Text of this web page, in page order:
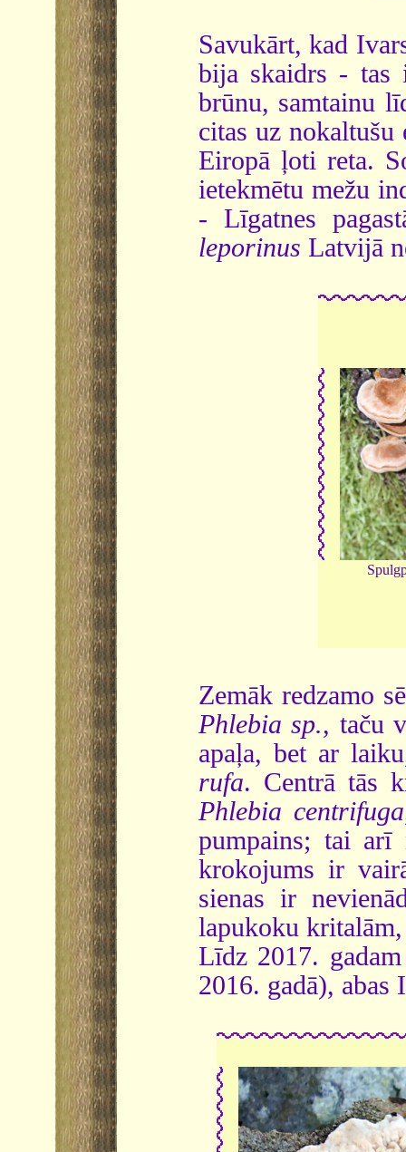
Savukārt, kad
bija skaidrs - tas
brūnu, samtainu
citas uz nokaltušu
Eiropā ļoti reta.
ietekmētu mežu
- Līgatnes
leporinus Latvijā
Zemāk redzamo
Phlebia sp., taču
apaļa, bet ar
rufa. Centrā tās
Phlebia centrifuga
pumpains; tai
krokojums ir
sienas ir
lapukoku
Līdz 2017.
2016. gadā), abas